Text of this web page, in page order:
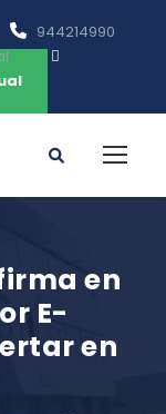
944214990
en
E-
en